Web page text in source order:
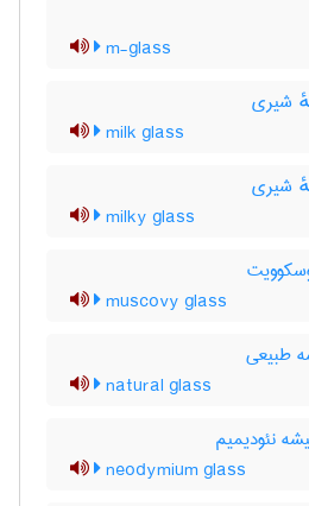
m-glass
شیری
milk glass
شیری
milky glass
muscovy glass
طبیعی
natural glass
نئودیمیم
neodymium glass